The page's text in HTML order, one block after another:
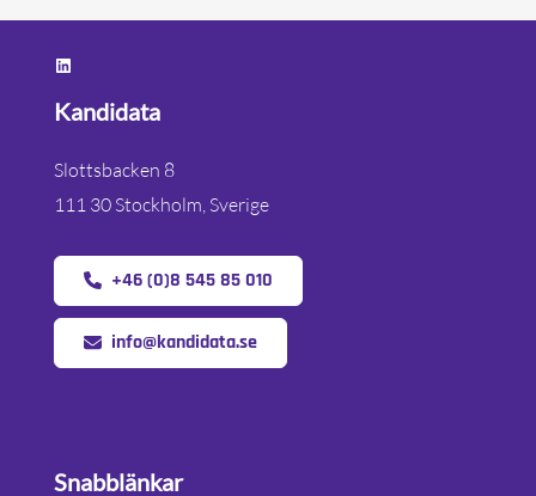
https://www.linkedin.com/company/kandidata/?originalSubdomain=se
Kandidata
Slottsbacken 8
111 30 Stockholm, Sverige
+46 (0)8 545 85 010
info@kandidata.se
Snabblänkar